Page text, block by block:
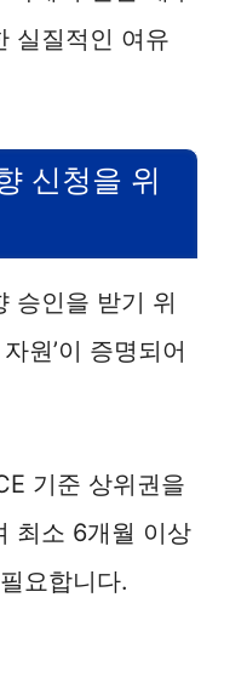
실질적인 여유
신청을 위
승인을 받기 위
원’이 증명되어
기준 상위권을
최소 6개월 이상
요합니다.